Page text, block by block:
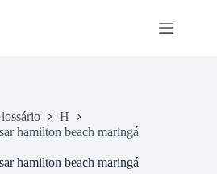
H
hamilton beach maringá
hamilton beach maringá